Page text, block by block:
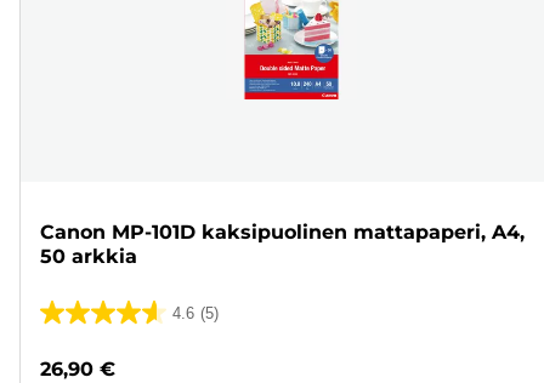
Canon MP-101D kaksipuolinen mattapaperi, A4,
50 arkkia
4.6 (5)
4.6/5
26,90 €